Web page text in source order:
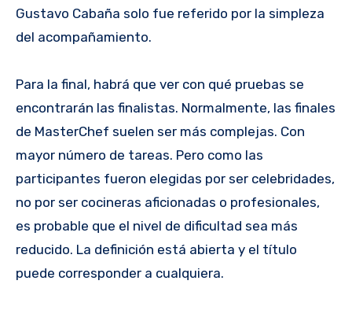
Gustavo Cabaña solo fue referido por la simpleza
del acompañamiento.
Para la final, habrá que ver con qué pruebas se
encontrarán las finalistas. Normalmente, las finales
de MasterChef suelen ser más complejas. Con
mayor número de tareas. Pero como las
participantes fueron elegidas por ser celebridades,
no por ser cocineras aficionadas o profesionales,
es probable que el nivel de dificultad sea más
reducido. La definición está abierta y el título
puede corresponder a cualquiera.